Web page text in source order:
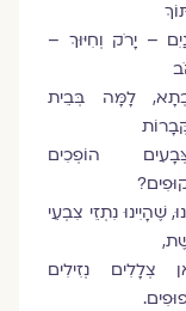
– יָרֹק וְחִיּוּךְ –
לָמָּה בְּבֵית
הוֹפְכִים
שֶׁהָיִינוּ נִתְזֵי צִבְעֵי
צְלָלִים נְזִילִים